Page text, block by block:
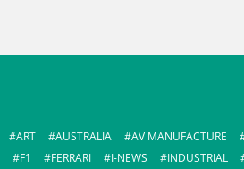
ART AUSTRALIA AV MANUFACTURE
F1 FERRARI I-NEWS INDUSTRIAL